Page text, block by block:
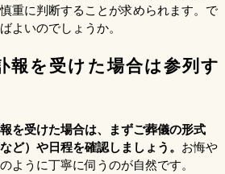
重に判断することが求められます。で
よいのでしょうか。
報を受けた場合は参列す
を受けた場合は、まずご葬儀の形式
ど）や日程を確認しましょう。 お悔や
ように丁寧に伺うのが自然です。